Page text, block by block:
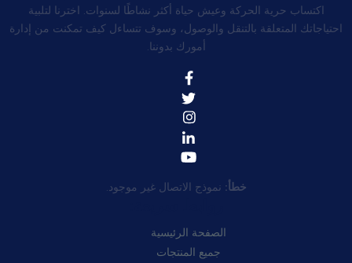
اكتساب حرية الحركة وعيش حياة أكثر نشاطًا لسنوات. اخترنا لتلبية
احتياجاتك المتعلقة بالتنقل والوصول، وسوف تتساءل كيف تمكنت من إدارة
أمورك بدوننا.
خطأ: نموذج الاتصال غير موجود.
الصفحة الرئيسية
جميع المنتجات